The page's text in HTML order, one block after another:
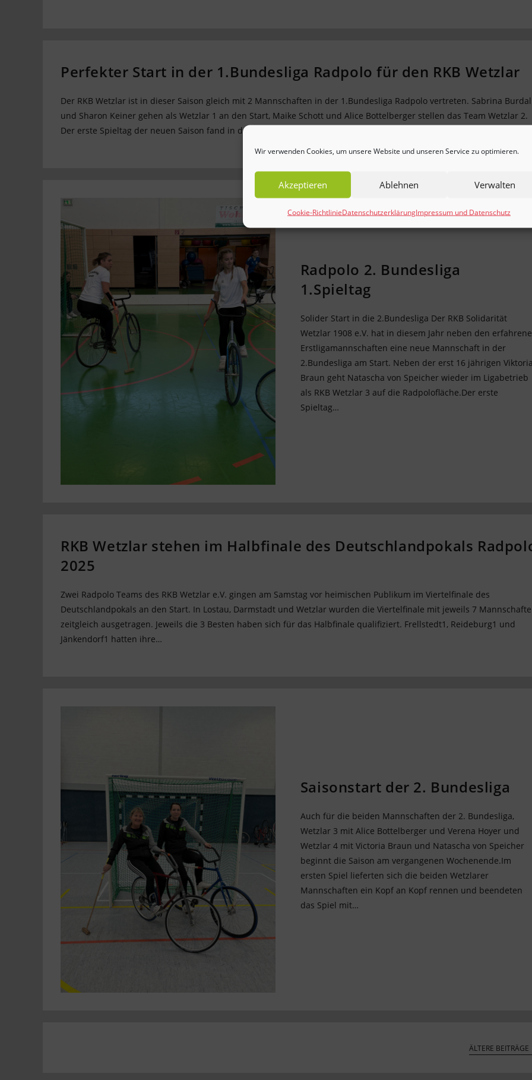
Wir verwenden Cookies, um unsere Website und unseren Service zu optimieren.
Akzeptieren Ablehnen Verwalten
Cookie-RichtlinieDatenschutzerklärungImpressum und Datenschutz
Perfekter Start in der 1.Bundesliga Radpolo für den RKB Wetzlar
Der RKB Wetzlar ist in dieser Saison gleich mit 2 Mannschaften in der 1.Bundesliga Radpolo vertreten. Sabrina
und Sharon Keiner gehen als Wetzlar 1 an den Start, Maike Schott und Alice Bottelberger stellen das Team Wetzlar 2.
Der erste Spieltag der neuen Saison fand in der Eichendorffschule vor heimischen…
Radpolo 2. Bundesliga
1.Spieltag
Solider Start in die 2.Bundesliga Der RKB Solidarität
Wetzlar 1908 e.V. hat in diesem Jahr neben den
Erstligamannschaften eine neue Mannschaft in der
2.Bundesliga am Start. Neben der erst 16 jährigen
Braun geht Natascha von Speicher wieder im Ligabetrieb
als RKB Wetzlar 3 auf die Radpolofläche.Der erste
Spieltag…
RKB Wetzlar stehen im Halbfinale des Deutschlandpokals
2025
Zwei Radpolo Teams des RKB Wetzlar e.V. gingen am Samstag vor heimischen Publikum im Viertelfinale des
Deutschlandpokals an den Start. In Lostau, Darmstadt und Wetzlar wurden die Viertelfinale mit jeweils 7
zeitgleich ausgetragen. Jeweils die 3 Besten haben sich für das Halbfinale qualifiziert. Frellstedt1, Reideburg1 und
Jänkendorf1 hatten ihre…
Saisonstart der 2. Bundesliga
Auch für die beiden Mannschaften der 2. Bundesliga,
Wetzlar 3 mit Alice Bottelberger und Verena Hoyer und
Wetzlar 4 mit Victoria Braun und Natascha von Speicher
beginnt die Saison am vergangenen Wochenende.Im
ersten Spiel lieferten sich die beiden Wetzlarer
Mannschaften ein Kopf an Kopf rennen und beendeten
das Spiel mit…
ÄLTERE BEITRÄGE